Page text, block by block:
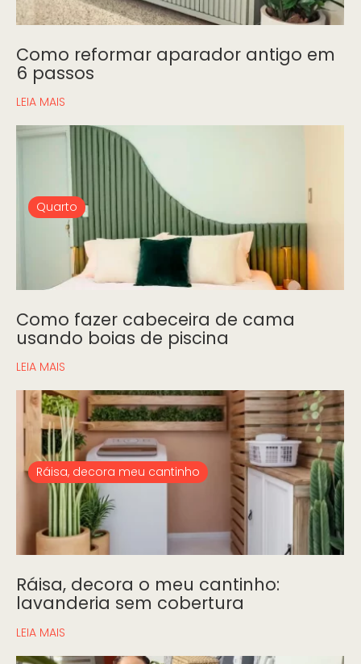
Como reformar aparador antigo em
6 passos
LEIA MAIS
Quarto
Como fazer cabeceira de cama
usando boias de piscina
LEIA MAIS
Ráisa, decora meu cantinho
Ráisa, decora o meu cantinho:
lavanderia sem cobertura
LEIA MAIS